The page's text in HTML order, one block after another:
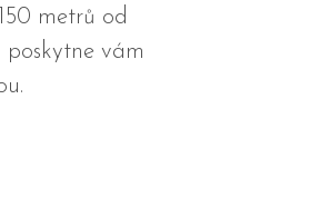
metrů od
vám